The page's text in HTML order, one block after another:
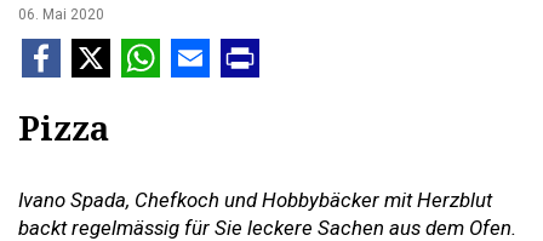
06. Mai 2020
Pizza
Ivano Spada, Chefkoch und Hobbybäcker mit Herzblut
backt regelmässig für Sie leckere Sachen aus dem Ofen.